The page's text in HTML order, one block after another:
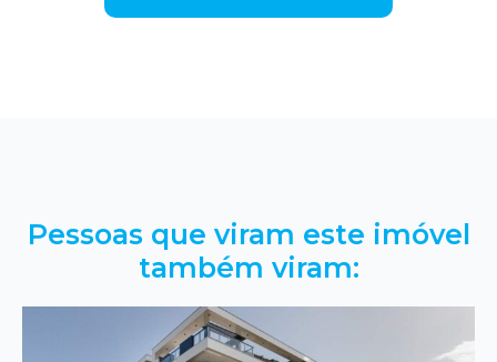
Pessoas que viram este imóvel
também viram: